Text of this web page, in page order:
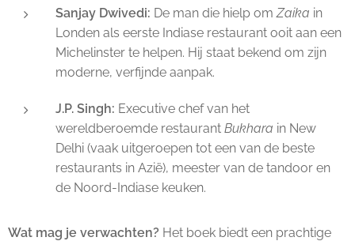
Sanjay Dwivedi: De man die hielp omZaika in
Londen als eerste Indiase restaurant ooit aan een
Michelinster te helpen. Hij staat bekend om zijn
moderne, verfijnde aanpak.
J.P. Singh: Executive chef van het
wereldberoemde restaurant Bukhara in New
Delhi (vaak uitgeroepen tot een van de beste
restaurants in Azië), meester van de tandoor en
de Noord-Indiase keuken.
Wat mag je verwachten? Het boek biedt een prachtige